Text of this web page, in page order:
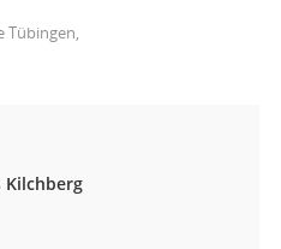
Tübingen,